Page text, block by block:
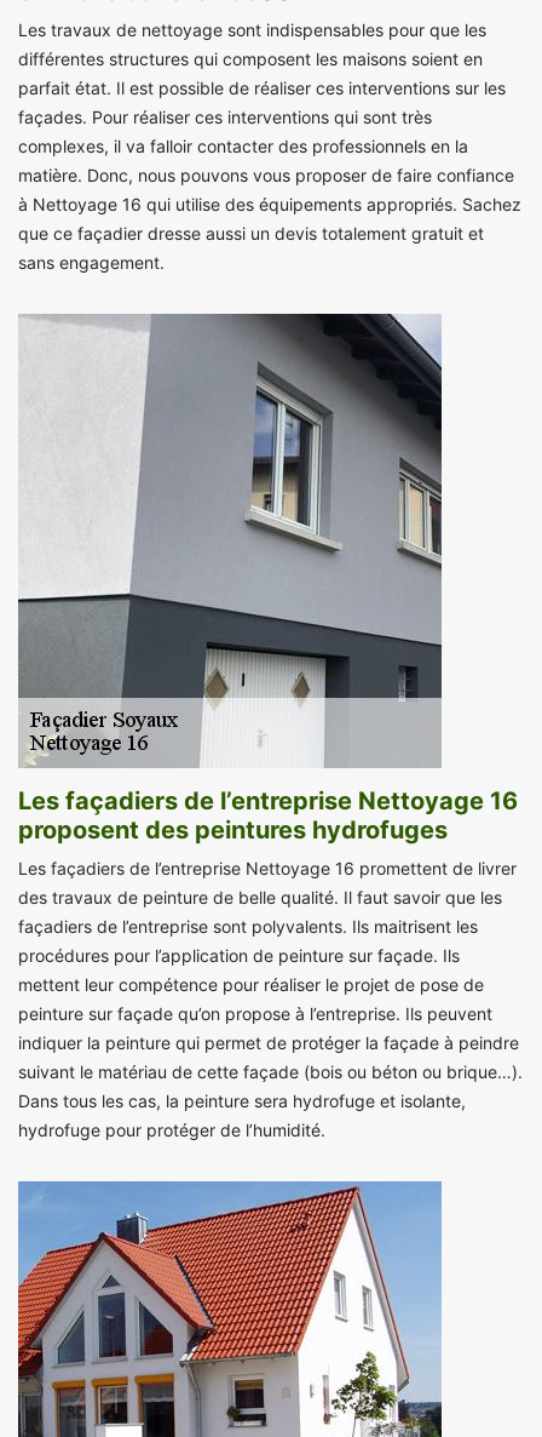
Les travaux de nettoyage sont indispensables pour que les
différentes structures qui composent les maisons soient en
parfait état. Il est possible de réaliser ces interventions sur les
façades. Pour réaliser ces interventions qui sont très
complexes, il va falloir contacter des professionnels en la
matière. Donc, nous pouvons vous proposer de faire confiance
à Nettoyage 16 qui utilise des équipements appropriés. Sachez
que ce façadier dresse aussi un devis totalement gratuit et
sans engagement.
Les façadiers de l’entreprise Nettoyage 16
proposent des peintures hydrofuges
Les façadiers de l’entreprise Nettoyage 16 promettent de livrer
des travaux de peinture de belle qualité. Il faut savoir que les
façadiers de l’entreprise sont polyvalents. Ils maitrisent les
procédures pour l’application de peinture sur façade. Ils
mettent leur compétence pour réaliser le projet de pose de
peinture sur façade qu’on propose à l’entreprise. Ils peuvent
indiquer la peinture qui permet de protéger la façade à peindre
suivant le matériau de cette façade (bois ou béton ou brique…).
Dans tous les cas, la peinture sera hydrofuge et isolante,
hydrofuge pour protéger de l’humidité.